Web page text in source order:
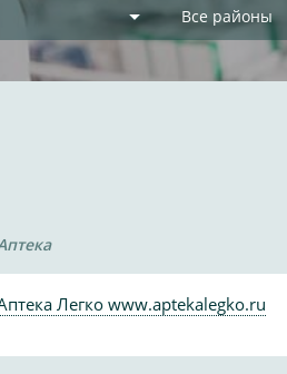
Все районы
Легко www.aptekalegko.ru